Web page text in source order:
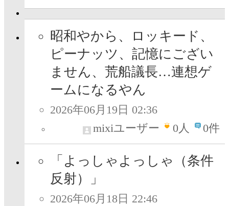
昭和やから、ロッキード、
ピーナッツ、記憶にござい
ません、荒船議長…連想ゲ
ームになるやん
2026年06月19日 02:36
mixiユーザー
0人 0件
「よっしゃよっしゃ（条件
反射）」
2026年06月18日 22:46